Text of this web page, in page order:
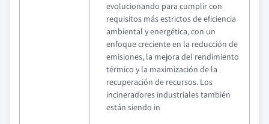
evolucionando para cumplir con
requisitos más estrictos de eficiencia
ambiental y energética, con un
enfoque creciente en la reducción de
emisiones, la mejora del rendimiento
térmico y la maximización de la
recuperación de recursos. Los
incineradores industriales también
están siendo in